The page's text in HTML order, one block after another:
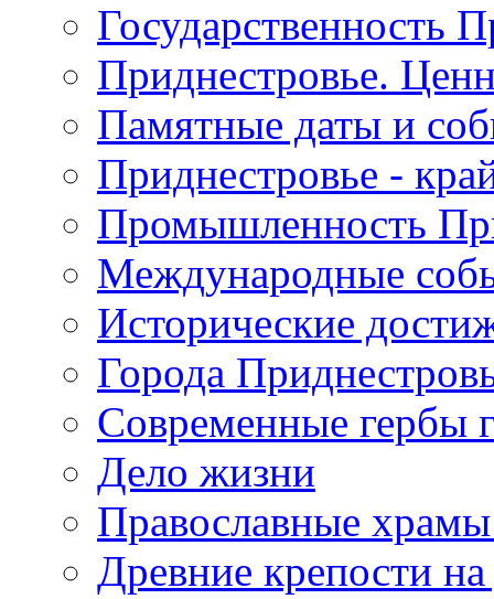
Государственность
Приднестровье.
Памятные даты и
Приднестровье -
Промышленность
Международные
Исторические
Города
Современные гербы
Дело жизни
Православные
Древние крепости